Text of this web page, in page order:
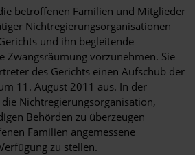
betroffenen Familien und Mitglieder
Nichtregierungsorganisationen
und ihn begleitende
Zwangsräumung vorzunehmen. Sie
des Gerichts einen Aufschub der
11. August 2011 aus. In der
Nichtregierungsorganisation,
Behörden zu überzeugen
Familien angemessene
zu stellen.